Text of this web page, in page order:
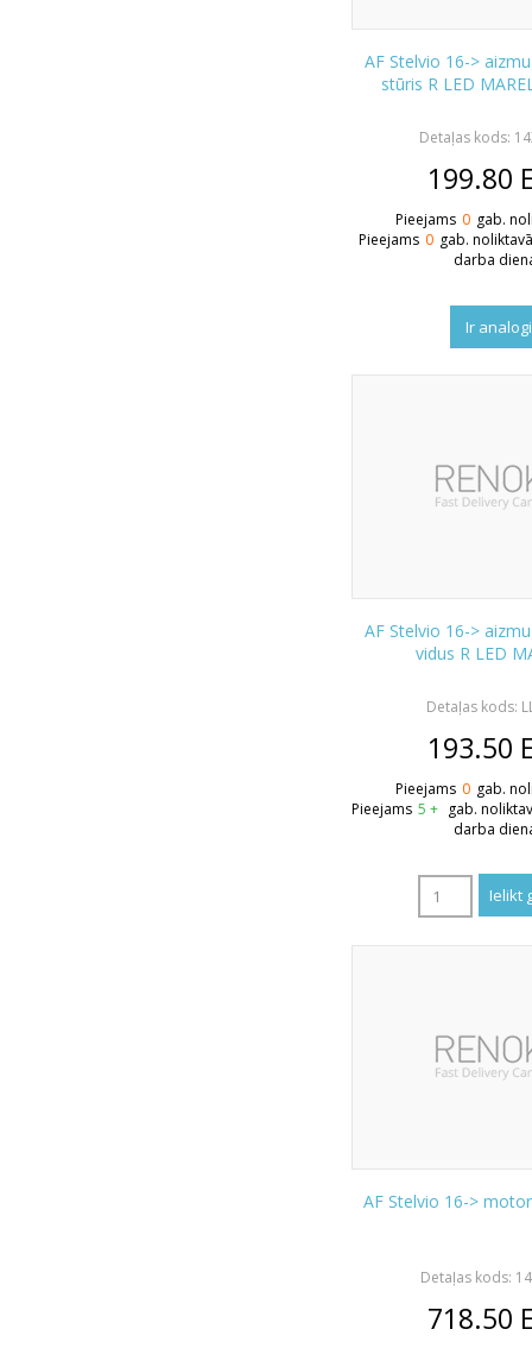
AF Stelvio 16->
stūris R LED
Detaļas kods:
199.80
Pieejams 0 gab.
Pieejams 0 gab.
darba
Ir analogi
AF Stelvio 16->
vidus R LED
Detaļas kods:
193.50
Pieejams 0 gab.
Pieejams 5 + gab.
darba
AF Stelvio 16->
Detaļas kods:
718.50